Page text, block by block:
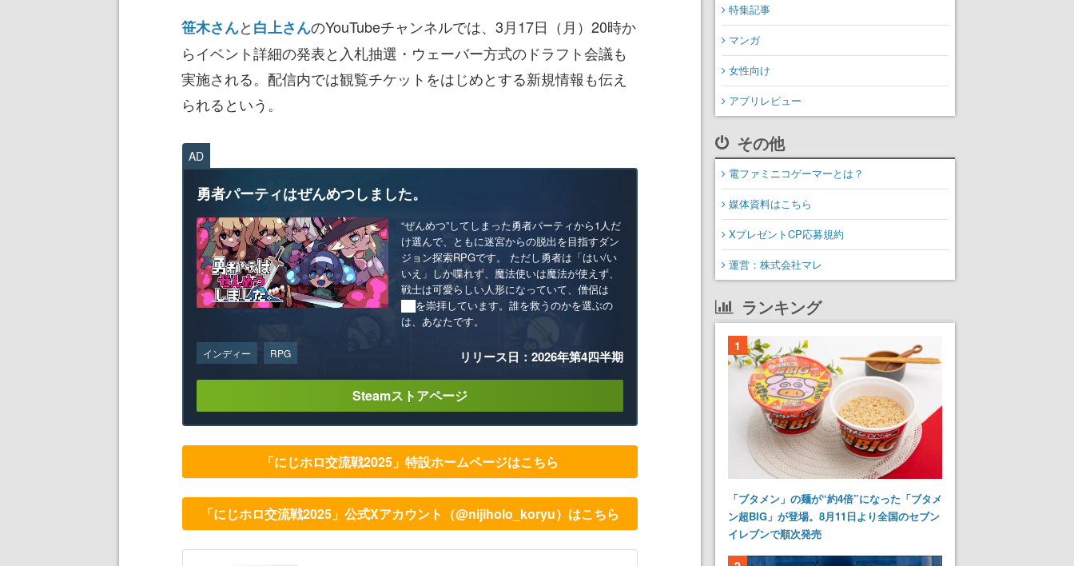
笹木さんと白上さんのYouTubeチャンネルでは、3月17日（月）20時か
らイベント詳細の発表と入札抽選・ウェーバー方式のドラフト会議も
実施される。配信内では観覧チケットをはじめとする新規情報も伝え
られるという。
AD
勇者パーティはぜんめつしました。
“ぜんめつ”してしまった勇者パーティから1人だ
け選んで、ともに迷宮からの脱出を目指すダン
ジョン探索RPGです。 ただし勇者は「はい/い
いえ」しか喋れず、魔法使いは魔法が使えず、
戦士は可愛らしい人形になっていて、僧侶は
██を崇拝しています。誰を救うのかを選ぶの
は、あなたです。
インディー RPG リリース日：2026年第4四半期
Steamストアページ
「にじホロ交流戦2025」特設ホームページはこちら
「にじホロ交流戦2025」公式Xアカウント（@nijiholo_koryu）はこちら
特集記事
マンガ
女性向け
アプリレビュー
その他
電ファミニコゲーマーとは？
媒体資料はこちら
XプレゼントCP応募規約
運営：株式会社マレ
ランキング
1
「ブタメン」の麺が“約4倍”になった「ブタメ
ン超BIG」が登場。8月11日より全国のセブン
イレブンで順次発売